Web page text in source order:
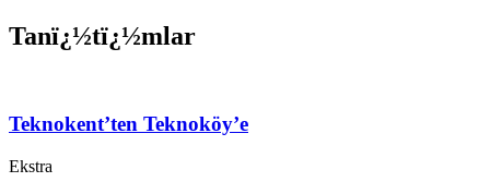
Tanï¿½tï¿½mlar
Teknokent’ten Teknoköy’e
Ekstra